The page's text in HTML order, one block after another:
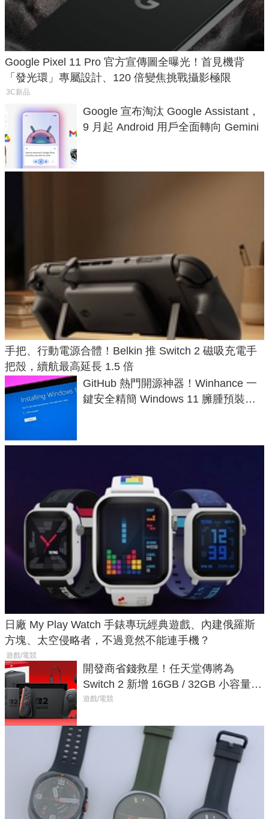
Google Pixel 11 Pro 官方宣傳圖全曝光！首見機背
「發光環」專屬設計、120 倍變焦挑戰攝影極限
3C新品
Google 宣布淘汰 Google Assistant，
9 月起 Android 用戶全面轉向 Gemini
手把、行動電源合體！Belkin 推 Switch 2 磁吸充電手
把殼，續航最高延長 1.5 倍
GitHub 熱門開源神器！Winhance 一
鍵安全精簡 Windows 11 臃腫預裝軟
日廠 My Play Watch 手錶專玩經典遊戲、內建俄羅斯
方塊、太空侵略者，不過竟然不能連手機？
遊戲/電競
開發商省錢救星！任天堂傳將為
Switch 2 新增 16GB / 32GB 小容量遊
戲卡的選擇
遊戲/電競